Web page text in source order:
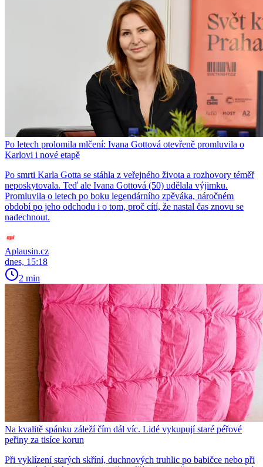
Po letech prolomila mlčení: Ivana Gottová otevřeně promluvila o
Karlovi i nové etapě
Po smrti Karla Gotta se stáhla z veřejného života a rozhovory téměř
neposkytovala. Teď ale Ivana Gottová (50) udělala výjimku.
Promluvila o letech po boku legendárního zpěváka, náročném
období po jeho odchodu i o tom, proč cítí, že nastal čas znovu se
nadechnout.
Aplausin.cz
dnes, 15:18
2 min
Na kvalitě spánku záleží čím dál víc. Lidé vykupují staré péřové
peřiny za tisíce korun
Při vyklízení starých skříní, duchnových truhlic po babičce nebo při